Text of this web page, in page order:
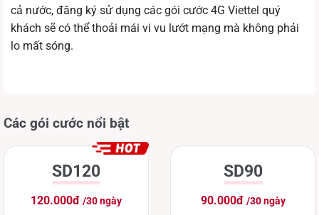
cả nước, đăng ký sử dụng các gói cước 4G Viettel quý
khách sẽ có thể thoải mái vi vu lướt mạng mà không phải
lo mất sóng.
Các gói cước nổi bật
SD120
120.000đ /30 ngày
SD90
90.000đ /30 ngày